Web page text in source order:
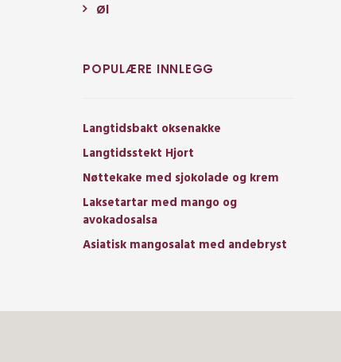
Øl
POPULÆRE INNLEGG
Langtidsbakt oksenakke
Langtidsstekt Hjort
Nøttekake med sjokolade og krem
Laksetartar med mango og
avokadosalsa
Asiatisk mangosalat med andebryst